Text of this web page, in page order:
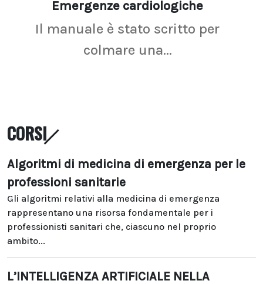
Emergenze cardiologiche
Il manuale è stato scritto per
colmare una...
CORSI
Algoritmi di medicina di emergenza per le
professioni sanitarie
Gli algoritmi relativi alla medicina di emergenza
rappresentano una risorsa fondamentale per i
professionisti sanitari che, ciascuno nel proprio
ambito...
L’INTELLIGENZA ARTIFICIALE NELLA